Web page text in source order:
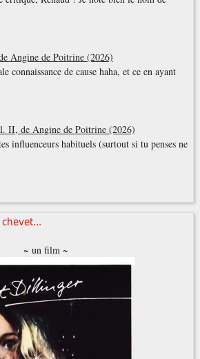
Angine de Poitrine (2026)
connaissance de cause haha, et ce en ayant
II, de Angine de Poitrine (2026)
influenceurs habituels (surtout si tu penses ne
~ un film ~